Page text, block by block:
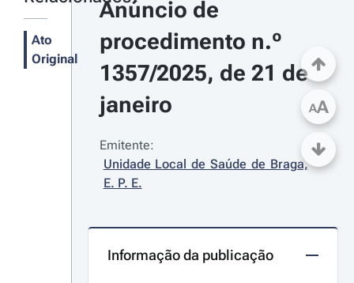
Ato
Original
Anúncio de
procedimento n.º
1357/2025, de 21 de
janeiro
Emitente:
Unidade Local de Saúde de Braga,
E. P. E.
Informação da publicação
AA